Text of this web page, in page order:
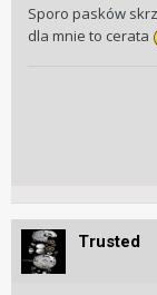
Sporo pasków
dla mnie to cerata
Trusted